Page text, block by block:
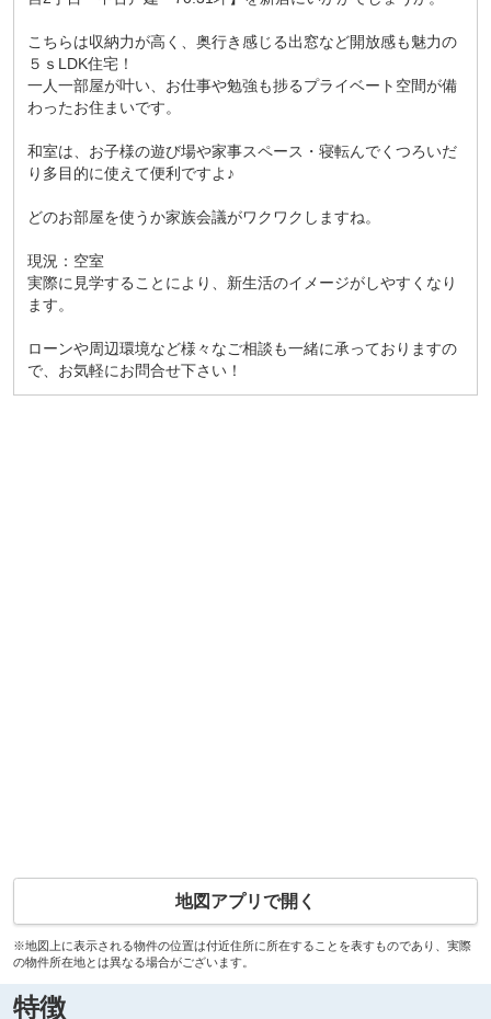
こちらは収納力が高く、奥行き感じる出窓など開放感も魅力の
５ｓLDK住宅！
一人一部屋が叶い、お仕事や勉強も捗るプライベート空間が備
わったお住まいです。
和室は、お子様の遊び場や家事スペース・寝転んでくつろいだ
り多目的に使えて便利ですよ♪
どのお部屋を使うか家族会議がワクワクしますね。
現況：空室
実際に見学することにより、新生活のイメージがしやすくなり
ます。
ローンや周辺環境など様々なご相談も一緒に承っておりますの
で、お気軽にお問合せ下さい！
地図アプリで開く
※地図上に表示される物件の位置は付近住所に所在することを表すものであり、実際
の物件所在地とは異なる場合がございます。
特徴